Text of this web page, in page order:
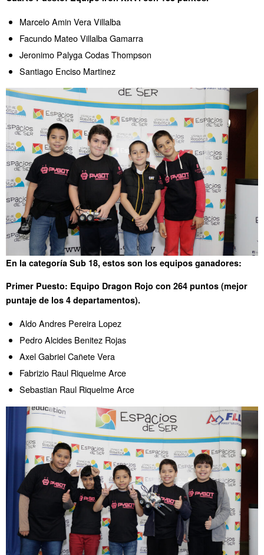
Marcelo Amin Vera Villalba
Facundo Mateo Villalba Gamarra
Jeronimo Palyga Codas Thompson
Santiago Enciso Martinez
En la categoría Sub 18, estos son los equipos ganadores:
Primer Puesto: Equipo Dragon Rojo con 264 puntos (mejor
puntaje de los 4 departamentos).
Aldo Andres Pereira Lopez
Pedro Alcides Benitez Rojas
Axel Gabriel Cañete Vera
Fabrizio Raul Riquelme Arce
Sebastian Raul Riquelme Arce